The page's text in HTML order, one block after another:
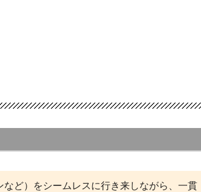
ど）をシームレスに行き来しながら、一貫